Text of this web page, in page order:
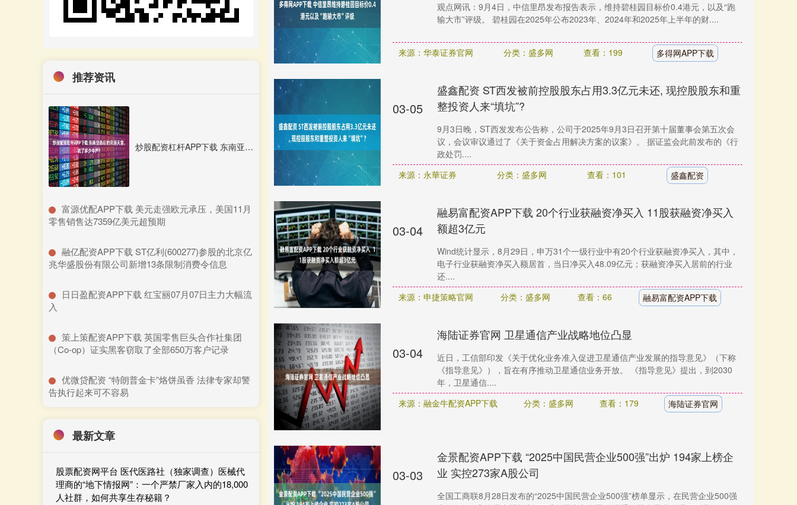
观点网讯：9月4日，中信里昂发布报告表示，维持碧桂园目标价0.4港元，以及“跑
输大市”评级。 碧桂园在2025年公布2023年、2024年和2025年上半年的财....
来源：华泰证券官网 分类：盛多网 查看：199 多得网APP下载
03-05
盛鑫配资 ST西发被前控股股东占用3.3亿元未还, 现控股股东和重
整投资人来“填坑”?
9月3日晚，ST西发发布公告称，公司于2025年9月3日召开第十届董事会第五次会
议，会议审议通过了《关于资金占用解决方案的议案》。 据证监会此前发布的《行
政处罚....
来源：永華证券
分类：盛多网 查看：101 盛鑫配资
03-04
融易富配资APP下载 20个行业获融资净买入 11股获融资净买入
额超3亿元
Wind统计显示，8月29日，申万31个一级行业中有20个行业获融资净买入，其中，
电子行业获融资净买入额居首，当日净买入48.09亿元；获融资净买入居前的行业
还....
来源：申捷策略官网
分类：盛多网 查看：66 融易富配资APP下载
03-04
海陆证券官网 卫星通信产业战略地位凸显
近日，工信部印发《关于优化业务准入促进卫星通信产业发展的指导意见》（下称
《指导意见》），旨在有序推动卫星通信业务开放。 《指导意见》提出，到2030
年，卫星通信....
来源：融金牛配资APP下载
分类：盛多网 查看：179 海陆证券官网
03-03
金景配资APP下载 “2025中国民营企业500强”出炉 194家上榜企
业 实控273家A股公司
全国工商联8月28日发布的“2025中国民营企业500强”榜单显示，在民营企业500强
推荐资讯
炒股配资杠杆APP下载 东南亚最后的穷游天堂，坑了多少中产？
​富源优配APP下载 美元走强欧元承压，美国11月
零售销售达7359亿美元超预期
​融亿配资APP下载 ST亿利(600277)参股的北京亿
兆华盛股份有限公司新增13条限制消费令信息
​日日盈配资APP下载 红宝丽07月07日主力大幅流
入
​策上策配资APP下载 英国零售巨头合作社集团
（Co-op）证实黑客窃取了全部650万客户记录
​优微贷配资 “特朗普金卡”烙饼虽香 法律专家却警
告执行起来可不容易
最新文章
股票配资网平台 医代医路社（独家调查）医械代
理商的“地下情报网”：一个严禁厂家入内的18,000
人社群，如何共享生存秘籍？